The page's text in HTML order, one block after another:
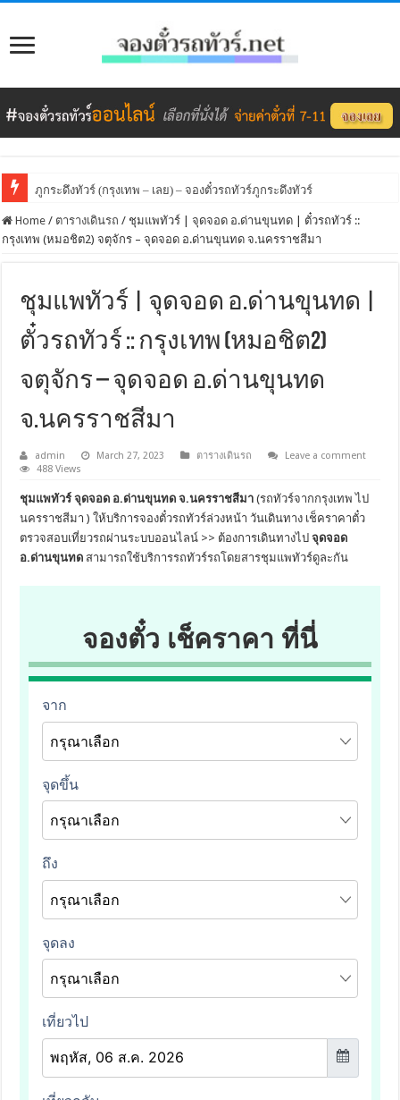
ภูกระดึงทัวร์ (กรุงเทพ – เลย) – จองตั๋วรถทัวร์ภูกระดึงทัวร์
จองตั๋วรถทัวร์ นวนครทัวร์ กรุงเทพ – ขอนแก่น
Home / ตารางเดินรถ / ชุมแพทัวร์ | จุดจอด อ.ด่านขุนทด | ตั๋วรถทัวร์ ::
กรุงเทพ (หมอชิต2) จตุจักร – จุดจอด อ.ด่านขุนทด จ.นครราชสีมา
ชุมแพทัวร์ | จุดจอด อ.ด่านขุนทด |
ตั๋วรถทัวร์ :: กรุงเทพ (หมอชิต2)
จตุจักร – จุดจอด อ.ด่านขุนทด
จ.นครราชสีมา
admin March 27, 2023 ตารางเดินรถ
Leave a comment
488 Views
ชุมแพทัวร์ จุดจอด อ.ด่านขุนทด จ.นครราชสีมา (รถทัวร์จากกรุงเทพ ไป
นครราชสีมา ) ให้บริการจองตั๋วรถทัวร์ล่วงหน้า วันเดินทาง เช็คราคาตั๋ว
ตรวจสอบเที่ยวรถผ่านระบบออนไลน์ >> ต้องการเดินทางไปจุดจอด
อ.ด่านขุนทด สามารถใช้บริการรถทัวร์รถโดยสารชุมแพทัวร์ดูละกัน
จองตั๋ว เช็คราคา ที่นี่